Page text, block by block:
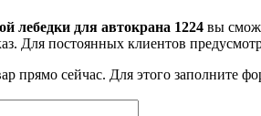
лебедки для автокрана 1224 вы
Для постоянных клиентов
прямо сейчас. Для этого заполните